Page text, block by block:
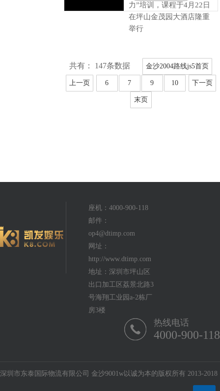
力”培训，课程于4月22日
在坪山金茂园大酒店隆重
举行
共有： 147条数据 金沙2004路线js5首页
上一页 6 7 9 10 下一页
末页
座机：4000-900-118
邮件：
op4@dtimp.com
网址：
http://www.dtimp.com
地址：深圳市坪山区
出口加工区荔景北路3
号海翔工业园a-2栋厂
房3楼
热线电话
4000-900-118
深圳市东泰国际物流有限公司 金沙9001w以诚为本的版权所有 2013-2018